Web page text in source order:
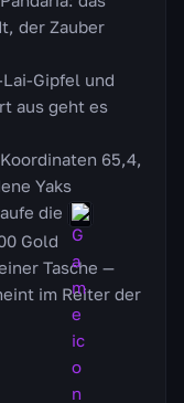
der Zauber
Gipfel und
aus geht es
65,4,
Yaks
die
Gold
Tasche —
im Reiter der